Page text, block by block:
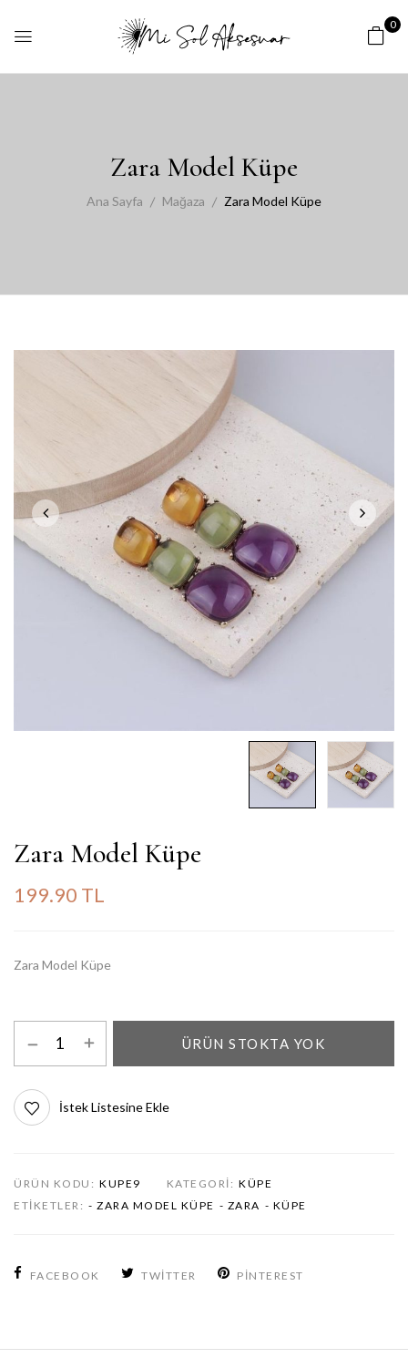
0
Zara Model Küpe
Ana Sayfa Mağaza Zara Model Küpe
Zara Model Küpe
199.90 TL
Zara Model Küpe
ÜRÜN STOKTA YOK
İstek Listesine Ekle
ÜRÜN KODU: KUPE9 KATEGORI: KÜPE
ETIKETLER: - ZARA MODEL KÜPE - ZARA - KÜPE
FACEBOOK TWITTER PINTEREST